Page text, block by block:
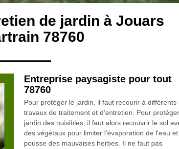
de jardin à Jouars
78760
Entreprise paysagiste pour tout
78760
Pour protéger le jardin, il faut recourir à différents
travaux de traitement et d’entretien. Pour
jardin des nuisibles, il faut alors recouvrir le sol
des végétaux pour limiter l'évaporation de l'eau et
pousse des mauvaises herbes. Il ne faut pas